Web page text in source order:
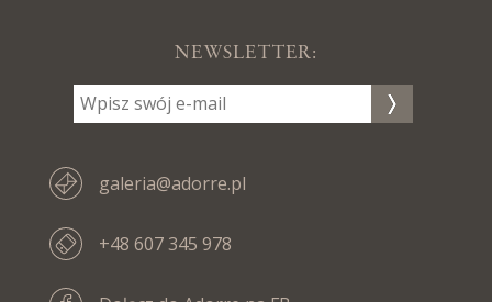
NEWSLETTER:
galeria@adorre.pl
+48 607 345 978